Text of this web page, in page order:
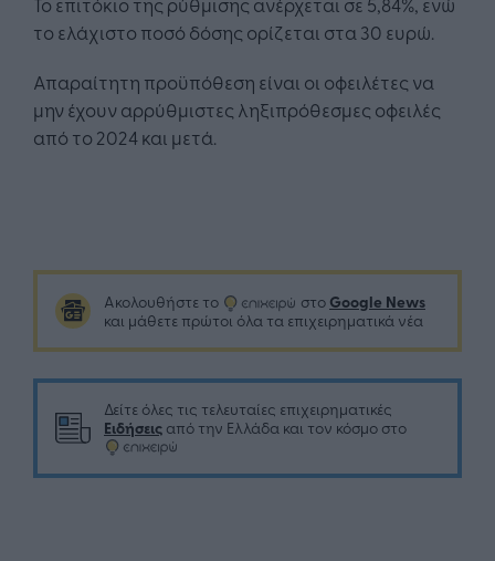
το ελάχιστο ποσό δόσης ορίζεται στα 30 ευρώ.
Απαραίτητη προϋπόθεση είναι οι οφειλέτες να
μην έχουν αρρύθμιστες ληξιπρόθεσμες οφειλές
από το 2024 και μετά.
Ακολουθήστε το στο Google News
και μάθετε πρώτοι όλα τα επιχειρηματικά νέα
Δείτε όλες τις τελευταίες επιχειρηματικές
Ειδήσεις από την Ελλάδα και τον κόσμο στο